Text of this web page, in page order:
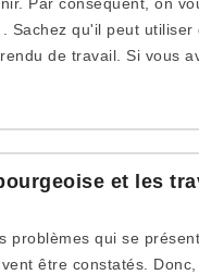
Sachez qu'il peut
de travail. Si vous
et les
problèmes qui se
être constatés.